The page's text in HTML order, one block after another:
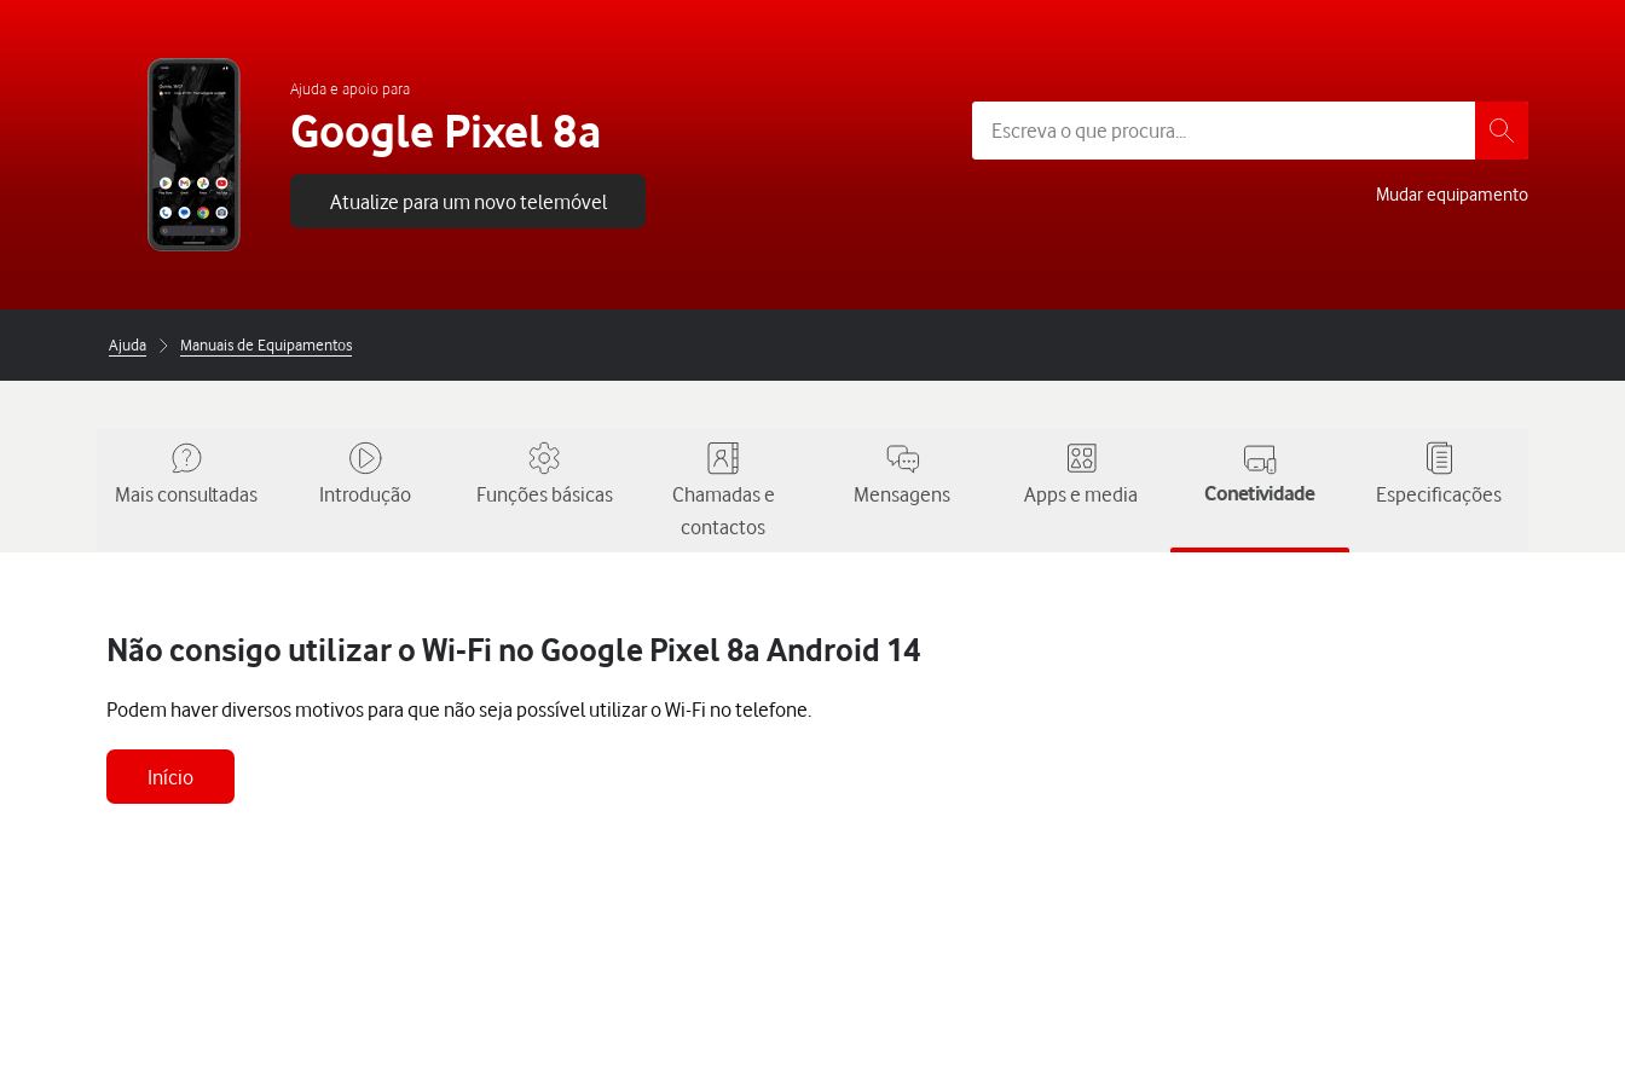
Ajuda e apoio para
Google Pixel 8a
Atualize para um novo telemóvel Mudar equipamento
Ajuda Manuais de Equipamentos
Mais consultadas Introdução Funções básicas
Chamadas e
contactos
Mensagens Apps e media Conetividade Especificações
Não consigo utilizar o Wi-Fi no Google Pixel 8a Android 14
Podem haver diversos motivos para que não seja possível utilizar o Wi-Fi no telefone.
Início